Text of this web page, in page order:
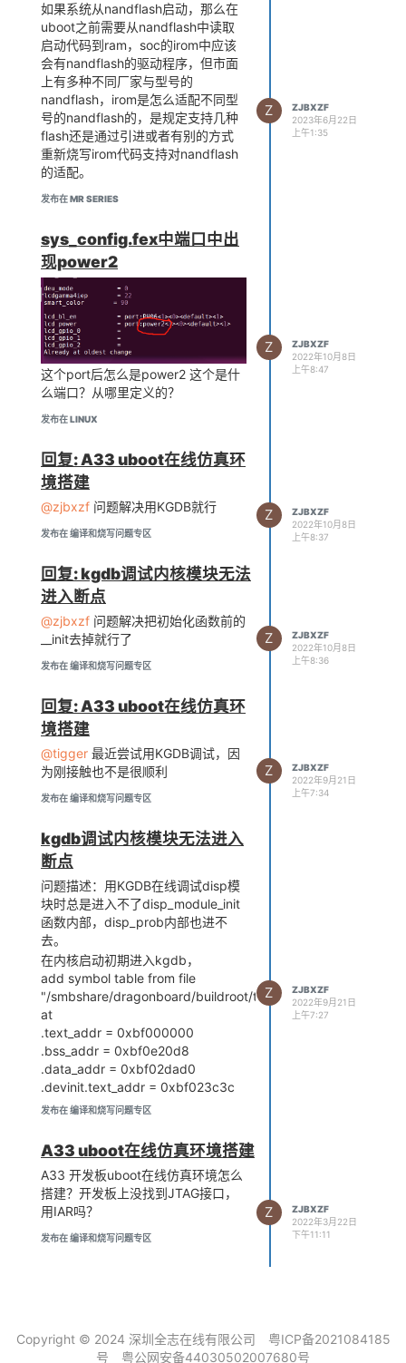
如果系统从nandflash启动，那么在
uboot之前需要从nandflash中读取
启动代码到ram，soc的irom中应该
会有nandflash的驱动程序，但市面
上有多种不同厂家与型号的
nandflash，irom是怎么适配不同型
号的nandflash的，是规定支持几种
flash还是通过引进或者有别的方式
重新烧写irom代码支持对nandflash
的适配。
发布在 MR SERIES
Z
ZJBXZF
2023年6月22日
上午1:35
sys_config.fex中端口中出
现power2
这个port后怎么是power2 这个是什
么端口？从哪里定义的？
发布在 LINUX
Z
ZJBXZF
2022年10月8日
上午8:47
回复: A33 uboot在线仿真环
境搭建
@zjbxzf 问题解决用KGDB就行
发布在 编译和烧写问题专区
Z
ZJBXZF
2022年10月8日
上午8:37
回复: kgdb调试内核模块无法
进入断点
@zjbxzf 问题解决把初始化函数前的
__init去掉就行了
发布在 编译和烧写问题专区
Z
ZJBXZF
2022年10月8日
上午8:36
回复: A33 uboot在线仿真环
境搭建
@tigger 最近尝试用KGDB调试，因
为刚接触也不是很顺利
发布在 编译和烧写问题专区
Z
ZJBXZF
2022年9月21日
上午7:34
kgdb调试内核模块无法进入
断点
问题描述：用KGDB在线调试disp模
块时总是进入不了disp_module_init
函数内部，disp_prob内部也进不
去。
在内核启动初期进入kgdb，
add symbol table from file
"/smbshare/dragonboard/buildroot/target/dragonboard/
at
.text_addr = 0xbf000000
.bss_addr = 0xbf0e20d8
.data_addr = 0xbf02dad0
.devinit.text_addr = 0xbf023c3c
.exit.text_addr = 0xbf023e24
0xbf0e1f64
.init.text_addr = 0xbf0f4000
.note.gnu.build-id_addr =
0xbf023ee8
.pv_table_addr = 0xbf029b8c
.rodata_addr = 0xbf023fc0
__ksymtab_addr = 0xbf023f0c
__ksymtab_strings_addr =
发布在 编译和烧写问题专区
Z
ZJBXZF
2022年9月21日
上午7:27
A33 uboot在线仿真环境搭建
A33 开发板uboot在线仿真环境怎么
搭建？开发板上没找到JTAG接口，
用IAR吗？
发布在 编译和烧写问题专区
Z
ZJBXZF
2022年3月22日
下午11:11
Copyright © 2024 深圳全志在线有限公司
粤ICP备2021084185
号
粤公网安备44030502007680号